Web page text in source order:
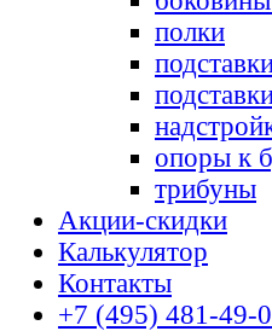
полки
опоры к
трибуны
Акции-скидки
Калькулятор
Контакты
+7 (495) 481-49-